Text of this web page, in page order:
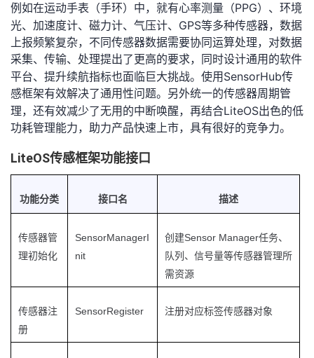
例如在运动手表（手环）中，就有心率测量（PPG）、环境
光、加速度计、磁力计、气压计、 GPS等多种传感器，数据
上报频繁复杂，不同传感器数据需要协同运算处理，对数据
采集、传输、处理提出了更高的要求，同时设计通用的软件
平台、提升续航指标也面临巨大挑战。使用 SensorHub传
感框架有效解决了通用性问题。另外统一的传感器周期管
理，还有效减少了无用的中断唤醒，再结合LiteOS出色的低
功耗管理能力，助力产品快速上市，具有很好的竞争力。
LiteOS传感框架功能接口
功能分类 接口名 描述
传感器管
理初始化
SensorManagerI
nit
创建Sensor Manager任务、
队列、信号量等传感器管理所
需资源
传感器注
册
SensorRegister 注册对应标签传感器对象